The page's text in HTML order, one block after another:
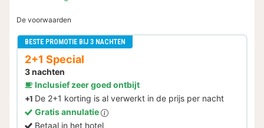
De voorwaarden
BESTE PROMOTIE BIJ 3 NACHTEN
2+1 Special
3 nachten
Inclusief zeer goed ontbijt
De 2+1 korting is al verwerkt in de prijs per nacht
Gratis annulatie
Betaal in het hotel